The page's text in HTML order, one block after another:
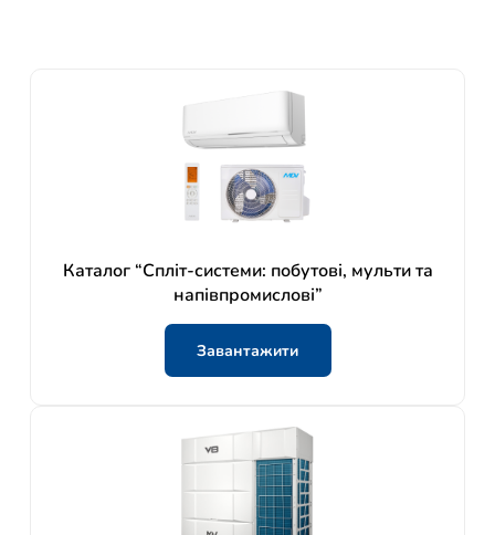
Каталог “Спліт-системи: побутові, мульти та
напівпромислові”
Завантажити